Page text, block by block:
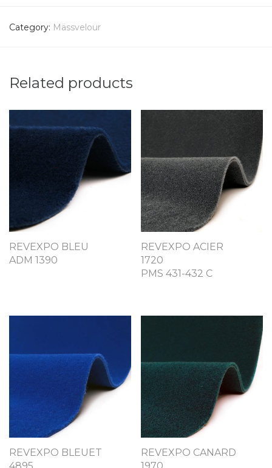
Category: Mässvelour
Related products
REVEXPO BLEU
ADM 1390
REVEXPO ACIER
1720
PMS 431-432 C
REVEXPO BLEUET
REVEXPO CANARD